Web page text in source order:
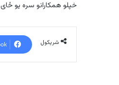
خپلو همکارانو سره یو
شریکول